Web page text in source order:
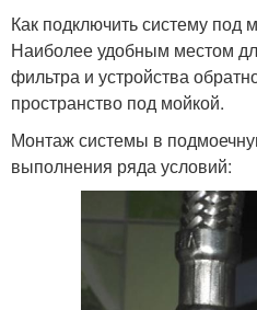
Как подключить систему под
Наиболее удобным местом
фильтра и устройства
пространство под мойкой.
Монтаж системы в
выполнения ряда условий: